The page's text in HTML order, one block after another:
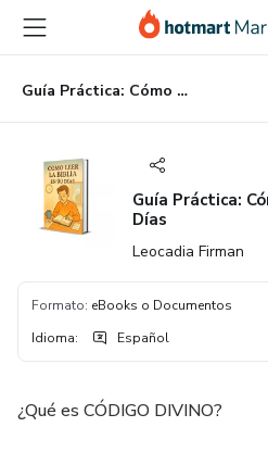
principal
página
de
página
Guía Práctica: Cómo Leer la Biblia en 90 Días
Guía Práctica:
Días
Leocadia Firman
Formato: eBooks o Documentos
Idioma: Español
¿Qué es CÓDIGO DIVINO?